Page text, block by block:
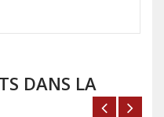
DANS LA